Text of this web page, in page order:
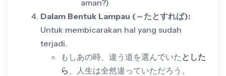
aman?)
Dalam Bentuk Lampau (～たとすれば):
Untuk membicarakan hal yang sudah
terjadi.
もしあの時、違う道を選んでいた とした
ら 、人生は全然違っていただろう。